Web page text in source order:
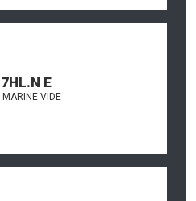
E
MARINE VIDE